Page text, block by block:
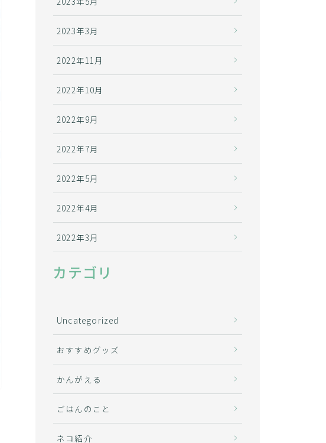
2023年3月
2022年11月
2022年10月
2022年9月
2022年7月
2022年5月
2022年4月
2022年3月
カテゴリ
Uncategorized
おすすめグッズ
かんがえる
ごはんのこと
ネコ紹介